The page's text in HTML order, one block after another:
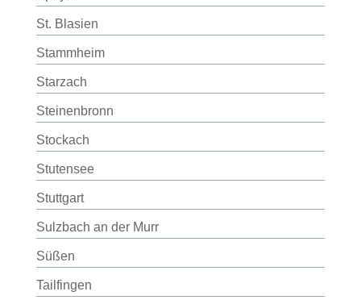
St. Blasien
Stammheim
Starzach
Steinenbronn
Stockach
Stutensee
Stuttgart
Sulzbach an der Murr
Süßen
Tailfingen